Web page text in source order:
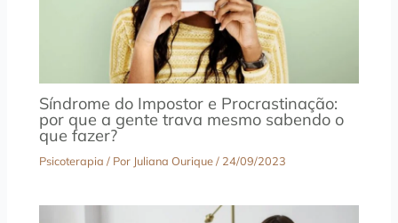
Síndrome do Impostor e Procrastinação:
por que a gente trava mesmo sabendo o
que fazer?
Psicoterapia / Por Juliana Ourique/ 24/09/2023